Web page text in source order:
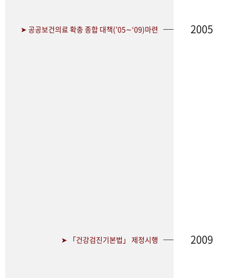
➤ 공공보건의료 확충 종합 대책(’05∼‘09)마련 2005
➤ 「건강검진기본법」 제정시행 2009